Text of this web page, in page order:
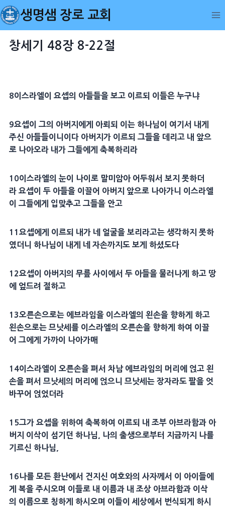
Skip
to
content
생명샘 장로 교회
창세기 48장 8-22절
8이스라엘이 요셉의 아들들을 보고 이르되 이들은 누구냐
9요셉이 그의 아버지 에게 아뢰되 이는 하나님이 여기서 내게
주신 아들들이니이다 아버지 가 이르되 그들을 데리고 내 앞으
로 나아오라 내가 그들에게 축복하리라
10이스라엘의 눈이 나이로 말미암아 어두워서 보지 못하더
라 요셉이 두 아들을 이끌어 아버지 앞으로 나아가니 이스라엘
이 그들에게 입맞추고 그들을 안고
11 요셉에게 이르되 내가 네 얼굴을 보리라고는 생각하지 못하
였더니 하나님이 내게 네 자손까지도 보게 하셨도다
12요셉이 아버지 의 무릎 사이에서 두 아들을 물러나게 하고 땅
에 엎드려 절하고
13오른손으로는 에브라임을 이스라엘의 왼손을 향하게 하고
왼손으로는 므낫세 를 이스라엘의 오른손을 향하게 하여 이끌
어 그에게 가까이 나아가매
14이스라엘이 오른손을 펴서 차남 에브라임의 머리 에 얹고 왼
손을 펴서 므낫세 의 머리 에 얹으니 므낫세 는 장자라도 팔을 엇
바꾸어 얹었더라
15그가 요셉을 위하여 축복하여 이르되 내 조부 아브라함과 아
버지 이삭이 섬기던 하나님, 나의 출생으로부터 지금까지 나를
기르신 하나님,
16나를 모든 환난에서 건지신 여호와의 사자께서 이 아이들에
게 복을 주시오며 이들로 내 이름과 내 조상 아브라함과 이삭
의 이름으로 칭하게 하시오며 이들이 세상에서 번식되게 하시